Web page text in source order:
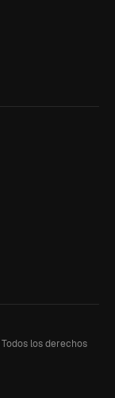
Todos los derechos